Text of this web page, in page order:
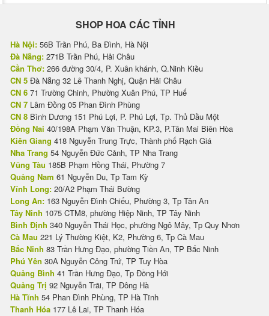
SHOP HOA CÁC TỈNH
Hà Nội: 56B Trần Phú, Ba Đình, Hà Nội
Đà Nẵng: 271B Trần Phú, Hải Châu
Cần Thơ: 266 đường 30/4, P. Xuân khánh, Q.Ninh Kiều
CN 5 Đà Nẵng 32 Lê Thanh Nghị, Quận Hải Châu
CN 6 71 Trường Chinh, Phường Xuân Phú, TP Huế
CN 7 Lâm Đồng 05 Phan Đình Phùng
CN 8 Bình Dương 151 Phú Lợi, P. Phú Lợi, Tp. Thủ Dầu Một
Đồng Nai 40/198A Phạm Văn Thuận, KP.3, P.Tân Mai Biên Hòa
Kiên Giang 418 Nguyễn Trung Trực, Thành phố Rạch Giá
Nha Trang 54 Nguyễn Đức Cảnh, TP Nha Trang
Vũng Tàu 185B Phạm Hồng Thái, Phường 7
Quảng Nam 61 Nguyễn Du, Tp Tam Kỳ
Vĩnh Long: 20/A2 Phạm Thái Bường
Long An: 163 Nguyễn Đình Chiểu, Phường 3, Tp Tân An
Tây Ninh 1075 CTM8, phường Hiệp Ninh, TP Tây Ninh
Bình Định 340 Nguyễn Thái Học, phường Ngô Mây, Tp Quy Nhơn
Cà Mau 221 Lý Thường Kiệt, K2, Phường 6, Tp Cà Mau
Bắc Ninh 83 Trần Hưng Đạo, phường Tiền An, TP Bắc Ninh
Phú Yên 30A Nguyễn Công Trứ, TP Tuy Hòa
Quảng Bình 41 Trần Hưng Đạo, Tp Đồng Hới
Quảng Trị 92 Nguyễn Trãi, TP Đông Hà
Hà Tĩnh 54 Phan Đình Phùng, TP Hà Tĩnh
Thanh Hóa 177 Lê Lai, TP Thanh Hóa